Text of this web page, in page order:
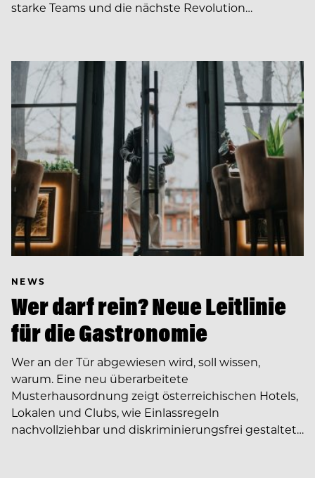
starke Teams und die nächste Revolution…
NEWS
Wer darf rein? Neue Leitlinie
für die Gastronomie
Wer an der Tür abgewiesen wird, soll wissen,
warum. Eine neu überarbeitete
Musterhausordnung zeigt österreichischen Hotels,
Lokalen und Clubs, wie Einlassregeln
nachvollziehbar und diskriminierungsfrei gestaltet…